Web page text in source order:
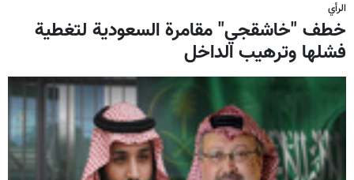
الرأي
خطف "خاشقجي" مقامرة السعودية لتغطية
فشلها وترهيب الداخل